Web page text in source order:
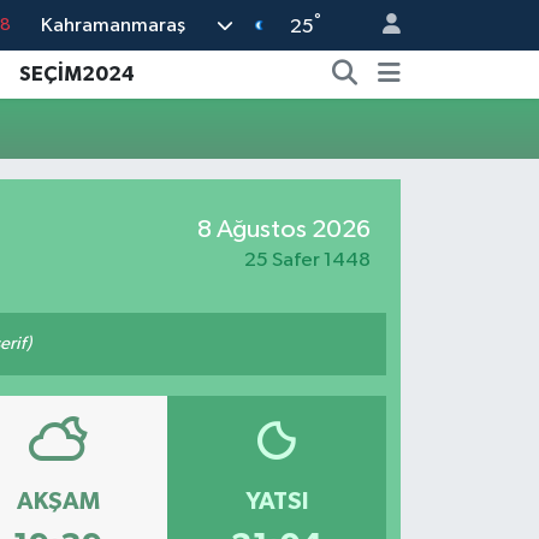
Kahramanmaraş 25°
SEÇİM2024
8 Ağustos 2026
25 Safer 1448
AKŞAM YATSI